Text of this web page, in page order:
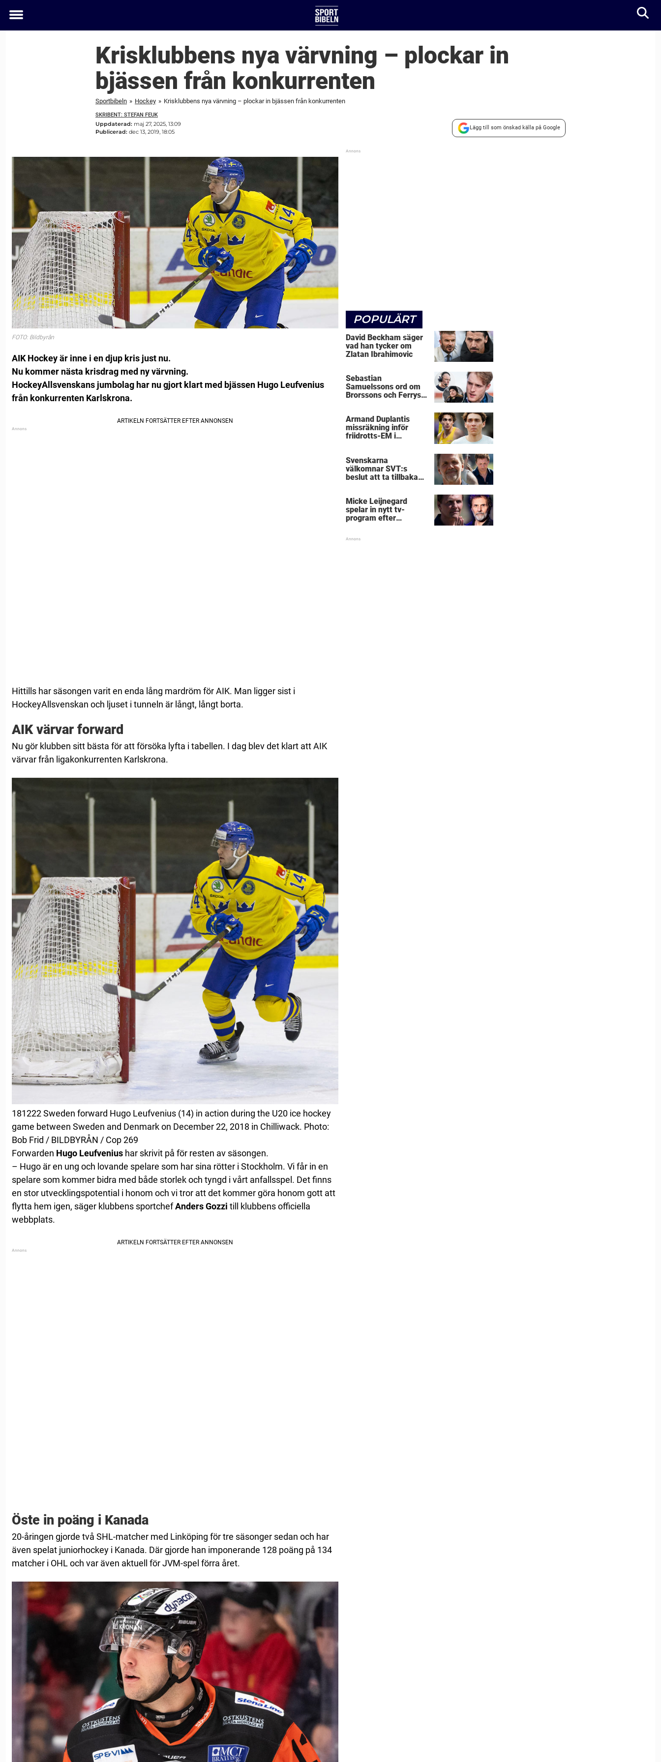
Toggle
Krisklubbens nya värvning – plockar in
bjässen från konkurrenten
Sportbibeln » Hockey » Krisklubbens nya värvning – plockar in bjässen från konkurrenten
SKRIBENT: STEFAN FEUK
Uppdaterad: maj 27, 2025, 13:09
Publicerad: dec 13, 2019, 18:05
Lägg till som önskad källa på Google
FOTO: Bildbyrån
AIK Hockey är inne i en djup kris just nu.
Nu kommer nästa krisdrag med ny värvning.
HockeyAllsvenskans jumbolag har nu gjort klart med bjässen Hugo Leufvenius
från konkurrenten Karlskrona.
Hittills har säsongen varit en enda lång mardröm för AIK. Man ligger sist i
HockeyAllsvenskan och ljuset i tunneln är långt, långt borta.
AIK värvar forward
Nu gör klubben sitt bästa för att försöka lyfta i tabellen. I dag blev det klart att AIK
värvar från ligakonkurrenten Karlskrona.
181222 Sweden forward Hugo Leufvenius (14) in action during the U20 ice hockey
game between Sweden and Denmark on December 22, 2018 in Chilliwack. Photo:
Bob Frid / BILDBYRÅN / Cop 269
Forwarden Hugo Leufvenius har skrivit på för resten av säsongen.
– Hugo är en ung och lovande spelare som har sina rötter i Stockholm. Vi får in en
spelare som kommer bidra med både storlek och tyngd i vårt anfallsspel. Det finns
en stor utvecklingspotential i honom och vi tror att det kommer göra honom gott att
flytta hem igen, säger klubbens sportchefAnders Gozzi till klubbens officiella
webbplats.
Öste in poäng i Kanada
20-åringen gjorde två SHL-matcher med Linköping för tre säsonger sedan och har
även spelat juniorhockey i Kanada. Där gjorde han imponerande 128 poäng på 134
matcher i OHL och var även aktuell för JVM-spel förra året.
POPULÄRT
David Beckham säger
vad han tycker om
Zlatan Ibrahimovic
Sebastian
Samuelssons ord om
Brorssons och Ferrys
Armand Duplantis
missräkning inför
friidrotts-EM i
Svenskarna
välkomnar SVT:s
beslut att ta tillbaka
Micke Leijnegard
spelar in nytt tv-
program efter